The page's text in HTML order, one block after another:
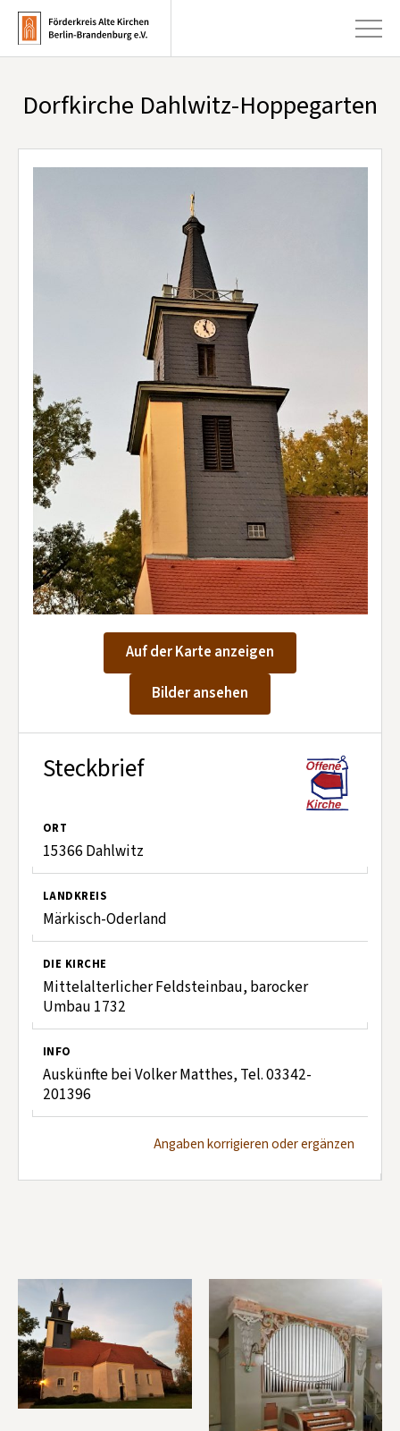
Infobrief abonnieren
Kontakt aufnehmen
Mitglied werden
Spenden
Kirchen +
Förderung & Spenden
Dorfkirche Dahlwitz-Hoppegarten
Auf der Karte anzeigen
Bilder ansehen
Steckbrief
ORT
15366 Dahlwitz
LANDKREIS
Märkisch-Oderland
DIE KIRCHE
Mittelalterlicher Feldsteinbau, barocker
Umbau 1732
INFO
Auskünfte bei Volker Matthes, Tel. 03342-
201396
Angaben korrigieren oder ergänzen